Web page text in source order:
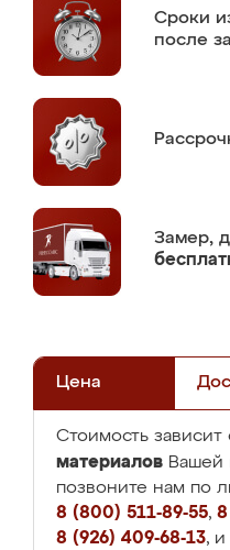
Сроки
после
Замер,
Цена
Стоимость зависит
материалов Вашей
позвоните нам по
8 (800) 511-89-55, 8
8 (926) 409-68-13,